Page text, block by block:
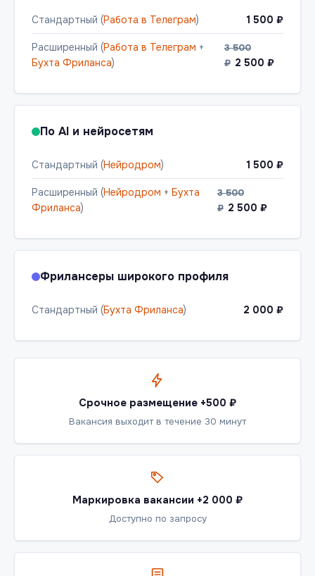
Стандартный (Работа в Телеграм) 1 500 ₽
Расширенный (Работа в Телеграм +
Бухта Фриланса)
3 500
₽ 2 500 ₽
По AI и нейросетям
Стандартный (Нейродром) 1 500 ₽
Расширенный (Нейродром + Бухта
Фриланса)
3 500
₽ 2 500 ₽
Фрилансеры широкого профиля
Стандартный (Бухта Фриланса) 2 000 ₽
Срочное размещение +500 ₽
Вакансия выходит в течение 30 минут
Маркировка вакансии +2 000 ₽
Доступно по запросу